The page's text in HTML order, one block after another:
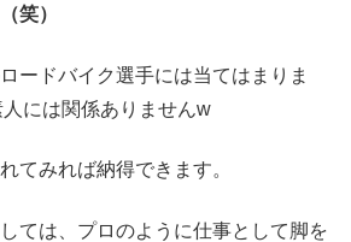
笑）
ードバイク選手には当てはまりま
には関係ありませんw
てみれば納得できます。
ては、プロのように仕事として脚を